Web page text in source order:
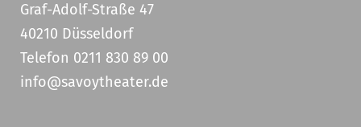
Graf-Adolf-Straße 47
40210 Düsseldorf
Telefon 0211 830 89 00
info@savoytheater.de